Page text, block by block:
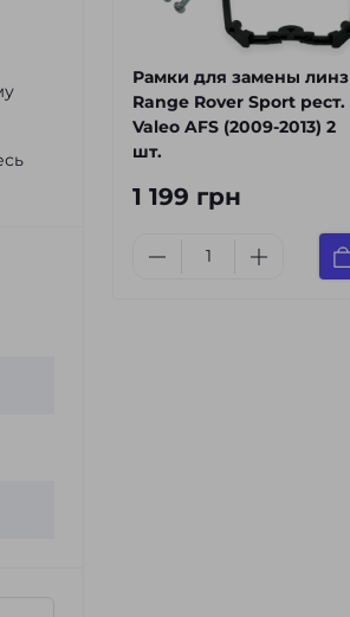
Рамки для замены линз
Range Rover Sport рест.
Valeo AFS (2009-2013) 2
шт.
1 199 грн